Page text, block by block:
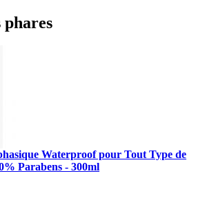
Waterproof pour Tout Type de
Parabens - 300ml